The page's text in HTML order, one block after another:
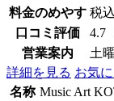
料金のめやす 税
口コミ評価
4.7
営業案内
土
詳細を見る お気
名称 Music Art